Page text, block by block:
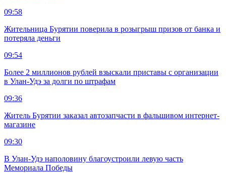
09:58
Жительница Бурятии поверила в розыгрыш призов от банка и
потеряла деньги
09:54
Более 2 миллионов рублей взыскали приставы с организации
в Улан-Удэ за долги по штрафам
09:36
Житель Бурятии заказал автозапчасти в фальшивом интернет-
магазине
09:30
В Улан-Удэ наполовину благоустроили левую часть
Мемориала Победы